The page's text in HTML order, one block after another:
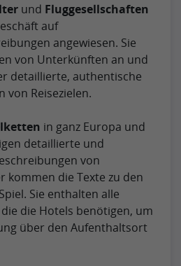
und Fluggesellschaften
auf
angewiesen. Sie
von Unterkünften an und
detaillierte, authentische
von Reisezielen.
in ganz Europa und
detaillierte und
von
kommen die Texte zu den
Sie enthalten alle
die Hotels benötigen, um
über den Aufenthaltsort